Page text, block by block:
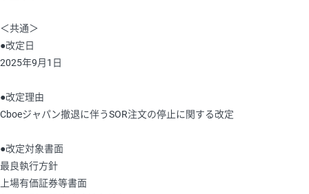
＜共通＞
●改定日
2025年9月1日
●改定理由
Cboeジャパン撤退に伴うSOR注文の停止に関する改定
●改定対象書面
最良執行方針
上場有価証券等書面